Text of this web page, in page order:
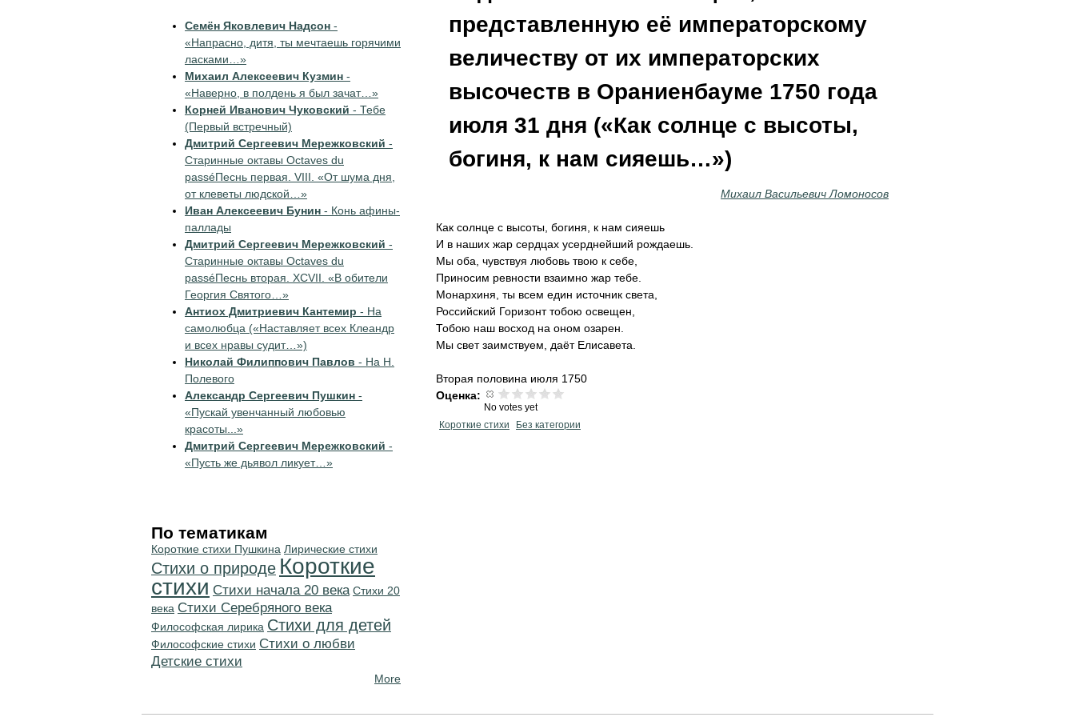
представленную её императорскому
величеству от их императорских
высочеств в Ораниенбауме 1750 года
июля 31 дня («Как солнце с высоты,
богиня, к нам сияешь…»)
Михаил Васильевич Ломоносов
Как солнце с высоты, богиня, к нам сияешь
И в наших жар сердцах усерднейший рождаешь.
Мы оба, чувствуя любовь твою к себе,
Приносим ревности взаимно жар тебе.
Монархиня, ты всем един источник света,
Российский Горизонт тобою освещен,
Тобою наш восход на оном озарен.
Мы свет заимствуем, даёт Елисавета.
Вторая половина июля 1750
Оценка:
No votes yet
Короткие стихи
Без категории
Семён Яковлевич Надсон -
«Напрасно, дитя, ты мечтаешь горячими
ласками…»
Михаил Алексеевич Кузмин -
«Наверно, в полдень я был зачат…»
Корней Иванович Чуковский - Тебе
(Первый встречный)
Дмитрий Сергеевич Мережковский -
Старинные октавы Octaves du
passéПеснь первая. VIII. «От шума дня,
от клеветы людской…»
Иван Алексеевич Бунин - Конь афины-
паллады
Дмитрий Сергеевич Мережковский -
Старинные октавы Octaves du
passéПеснь вторая. ХСVII. «В обители
Георгия Святого…»
Антиох Дмитриевич Кантемир - На
самолюбца («Наставляет всех Клеандр
и всех нравы судит…»)
Николай Филиппович Павлов - На Н.
Полевого
Александр Сергеевич Пушкин -
«Пускай увенчанный любовью
красоты...»
Дмитрий Сергеевич Мережковский -
«Пусть же дьявол ликует…»
По тематикам
Короткие стихи Пушкина Лирические стихи
Стихи о природе Короткие
стихи Cтихи начала 20 века Стихи 20
века Cтихи Серебряного века
Философская лирика Стихи для детей
Философские стихи Стихи о любви
Детские стихи
More